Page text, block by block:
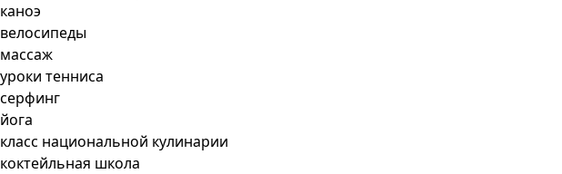
каноэ
велосипеды
массаж
уроки тенниса
серфинг
йога
класс национальной кулинарии
коктейльная школа